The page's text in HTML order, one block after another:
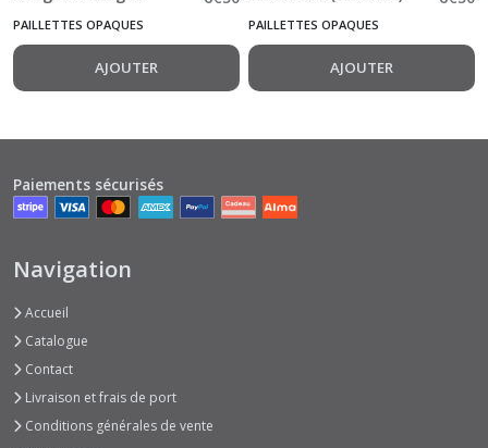
PAILLETTES OPAQUES
AJOUTER
PAILLETTES OPAQUES
AJOUTER
Paiements sécurisés
Navigation
Accueil
Catalogue
Contact
Livraison et frais de port
Conditions générales de vente